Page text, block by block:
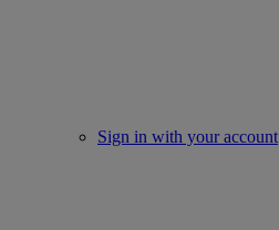
Sign in with your account